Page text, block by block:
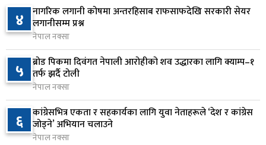
होइन, आर्थिक विकासको सहयात्री बन्नुस्
२३ घण्टा अघि
९ स्पेस–एक्सको रकेटको भाग आज चन्द्रमासँग ठोक्किँदै
२३ घण्टा अघि
१० एभरेस्ट बैंकको खुद नाफा ४.७५ प्रतिशतले बढ्यो
२३ घण्टा अघि
४ नागरिक लगानी कोषमा अन्तरहिसाब राफसाफदेखि सरकारी सेयर
लगानीसम्म प्रश्न
नेपाल नक्सा
५ ब्रोड पिकमा दिवंगत नेपाली आरोहीको शव उद्धारका लागि क्याम्प–१
तर्फ झर्दै टोली
नेपाल नक्सा
६ कांग्रेसभित्र एकता र सहकार्यका लागि युवा नेताहरूले ‘देश र कांग्रेस
जोड्ने’ अभियान चलाउने
नेपाल नक्सा